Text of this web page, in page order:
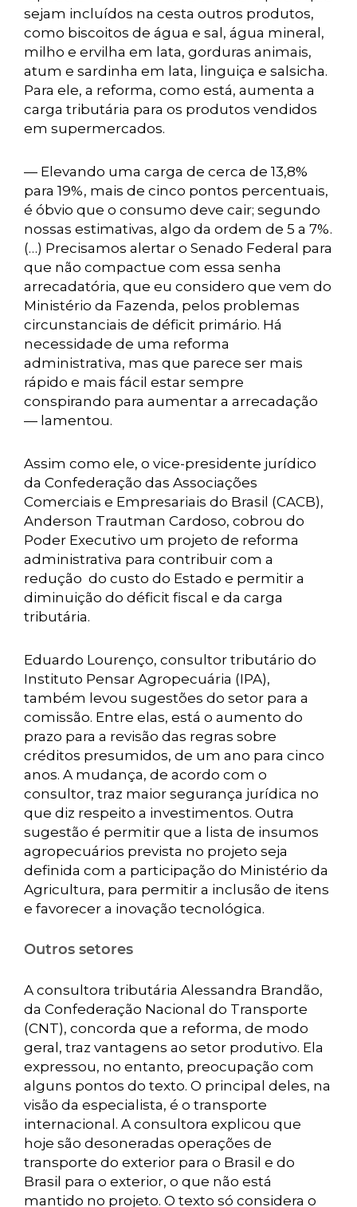
sejam incluídos na cesta outros produtos,
como biscoitos de água e sal, água mineral,
milho e ervilha em lata, gorduras animais,
atum e sardinha em lata, linguiça e salsicha.
Para ele, a reforma, como está, aumenta a
carga tributária para os produtos vendidos
em supermercados.
— Elevando uma carga de cerca de 13,8%
para 19%, mais de cinco pontos percentuais,
é óbvio que o consumo deve cair; segundo
nossas estimativas, algo da ordem de 5 a 7%.
(…) Precisamos alertar o Senado Federal para
que não compactue com essa senha
arrecadatória, que eu considero que vem do
Ministério da Fazenda, pelos problemas
circunstanciais de déficit primário. Há
necessidade de uma reforma
administrativa, mas que parece ser mais
rápido e mais fácil estar sempre
conspirando para aumentar a arrecadação
— lamentou.
Assim como ele, o vice-presidente jurídico
da Confederação das Associações
Comerciais e Empresariais do Brasil (CACB),
Anderson Trautman Cardoso, cobrou do
Poder Executivo um projeto de reforma
administrativa para contribuir com a
redução do custo do Estado e permitir a
diminuição do déficit fiscal e da carga
tributária.
Eduardo Lourenço, consultor tributário do
Instituto Pensar Agropecuária (IPA),
também levou sugestões do setor para a
comissão. Entre elas, está o aumento do
prazo para a revisão das regras sobre
créditos presumidos, de um ano para cinco
anos. A mudança, de acordo com o
consultor, traz maior segurança jurídica no
que diz respeito a investimentos. Outra
sugestão é permitir que a lista de insumos
agropecuários prevista no projeto seja
definida com a participação do Ministério da
Agricultura, para permitir a inclusão de itens
e favorecer a inovação tecnológica.
Outros setores
A consultora tributária Alessandra Brandão,
da Confederação Nacional do Transporte
(CNT), concorda que a reforma, de modo
geral, traz vantagens ao setor produtivo. Ela
expressou, no entanto, preocupação com
alguns pontos do texto. O principal deles, na
visão da especialista, é o transporte
internacional. A consultora explicou que
hoje são desoneradas operações de
transporte do exterior para o Brasil e do
Brasil para o exterior, o que não está
mantido no projeto. O texto só considera o